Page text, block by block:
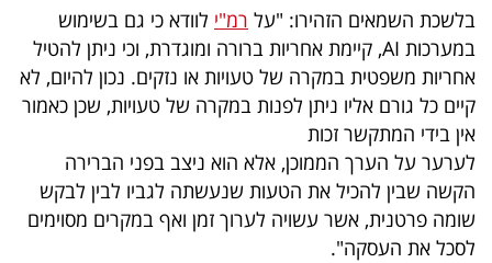
40
UNDER
40
שיתופי
פעולה
בלשכת השמאים הזהירו: "על רמ"י לוודא כי גם בשימוש
במערכות AI, קיימת אחריות ברורה ומוגדרת, וכי ניתן להטיל
אחריות משפטית במקרה של טעויות או נזקים. נכון להיום, לא
קיים כל גורם אליו ניתן לפנות במקרה של טעויות, שכן כאמור
אין בידי המתקשר זכות
לערער על הערך הממוכן, אלא הוא ניצב בפני הברירה
הקשה שבין להכיל את הטעות שנעשתה לגביו לבין לבקש
שומה פרטנית, אשר עשויה לערוך זמן ואף במקרים מסוימים
לסכל את העסקה".